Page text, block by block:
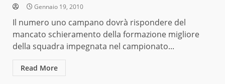
Gennaio 19, 2010
Il numero uno campano dovrà rispondere del
mancato schieramento della formazione migliore
della squadra impegnata nel campionato...
Read More